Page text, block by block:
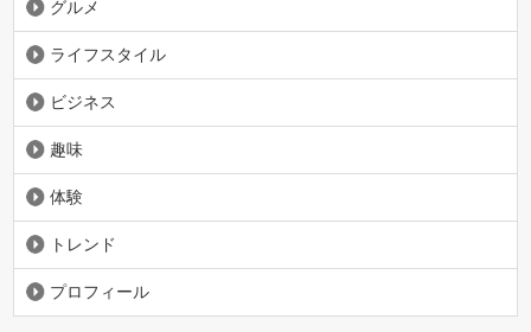
グルメ
ライフスタイル
ビジネス
趣味
体験
トレンド
プロフィール